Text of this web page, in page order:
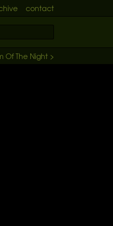
contact
Of The Night >